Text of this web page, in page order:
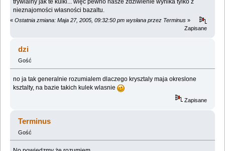
trywialny jak te kulki... więc pewno nasze zdziwienie wynika tylko z
nieznajomości własności bazaltu.
« Ostatnia zmiana: Maja 27, 2005, 09:32:50 pm wysłana przez Terminus »
Zapisane
dzi
Gość
no ja tak generalnie rozumialem dlaczego krysztaly maja okreslone
ksztalty, na bazie takich kulek wlasnie
Zapisane
Terminus
Gość